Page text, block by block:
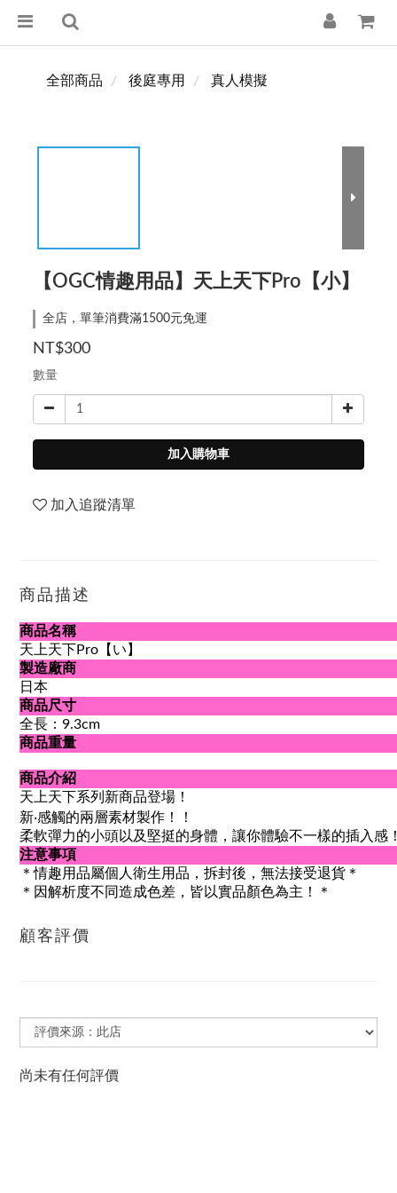
全部商品 後庭專用 真人模擬
【OGC情趣用品】天上天下Pro【小】
全店，單筆消費滿1500元免運
NT$300
數量
加入購物車
加入追蹤清單
商品描述
商品名稱
天上天下Pro【い】
製造廠商
日本
商品尺寸
全長：9.3cm
商品重量
商品介紹
天上天下系列新商品登場！
新‧感觸的兩層素材製作！！
柔軟彈力的小頭以及堅挺的身體，讓你體驗不一樣的插入感
注意事項
＊情趣用品屬個人衛生用品，拆封後，無法接受退貨＊
＊因解析度不同造成色差，皆以實品顏色為主！＊
顧客評價
尚未有任何評價